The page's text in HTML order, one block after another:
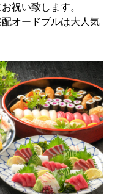
祝い致します。
オードブルは大人気